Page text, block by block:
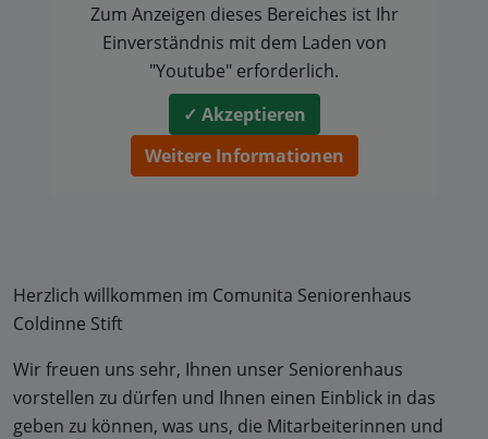
Zum Anzeigen dieses Bereiches ist Ihr
Einverständnis mit dem Laden von
"Youtube" erforderlich.
✓ Akzeptieren
Weitere Informationen
Herzlich willkommen im Comunita Seniorenhaus
Coldinne Stift
Wir freuen uns sehr, Ihnen unser Seniorenhaus
vorstellen zu dürfen und Ihnen einen Einblick in das
geben zu können, was uns, die Mitarbeiterinnen und